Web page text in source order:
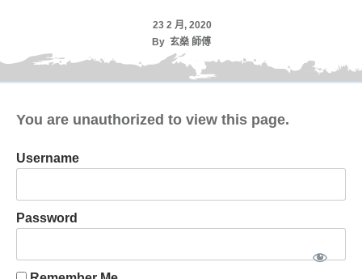
23 2 月, 2020
By 玄燊 師傅
You are unauthorized to view this page.
Username
Password